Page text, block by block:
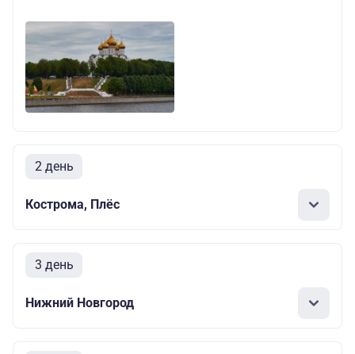
2 день
Кострома, Плёс
3 день
Нижний Новгород